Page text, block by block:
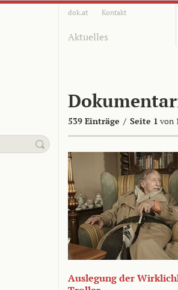
dok.at Kontakt
Aktuelles
539 Einträge / Seite 1 von
Auslegung der